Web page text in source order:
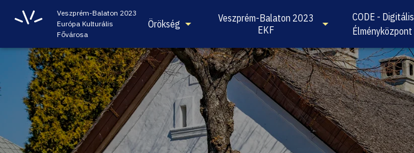
Veszprém-Balaton 2023
Európa Kulturális
Fővárosa
Örökség
Veszprém-Balaton 2023
EKF
CODE - Digitális
Élményközpont